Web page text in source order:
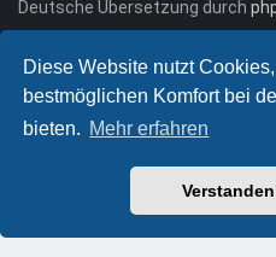
Diese Website nutzt
bestmöglichen Komfort bei
bieten. Mehr erfahren
Deutsche Übersetzung durch